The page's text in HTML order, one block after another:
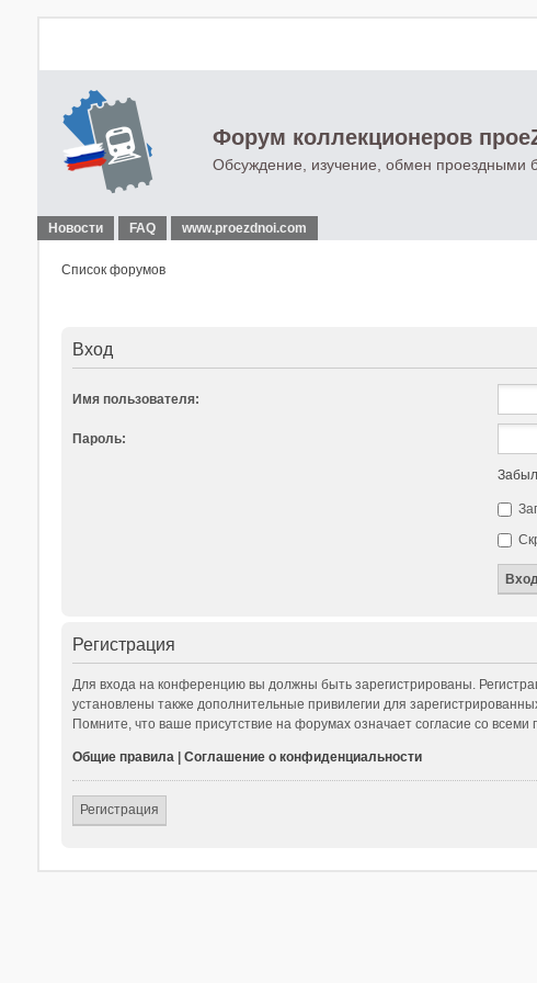
Новости FAQ www.proezdnoi.com
Форум коллекционеров
Обсуждение, изучение, обмен проездными
Список форумов
Вход
Имя пользователя:
Пароль:
Регистрация
Для входа на конференцию вы должны быть зарегистрированы.
установлены также дополнительные привилегии для
Помните, что ваше присутствие на форумах означает согласие со всеми
Общие правила| Соглашение о конфиденциальности
Регистрация